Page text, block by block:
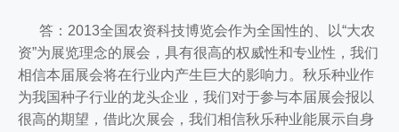
答：2013全国农资科技博览会作为全国性的、以“大农
资”为展览理念的展会，具有很高的权威性和专业性，我们
相信本届展会将在行业内产生巨大的影响力。秋乐种业作
为我国种子行业的龙头企业，我们对于参与本届展会报以
很高的期望，借此次展会，我们相信秋乐种业能展示自身